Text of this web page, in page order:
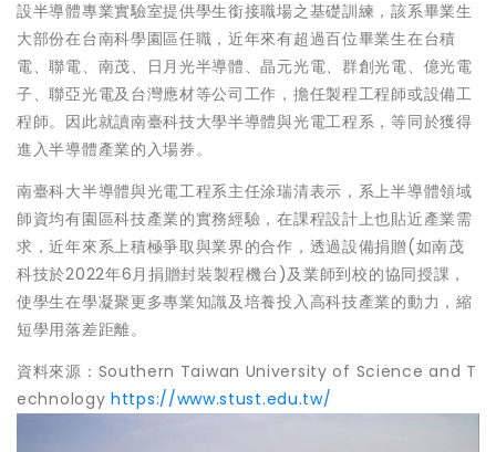
設半導體專業實驗室提供學生銜接職場之基礎訓練，該系畢業生
大部份在台南科學園區任職，近年來有超過百位畢業生在台積
電、聯電、南茂、日月光半導體、晶元光電、群創光電、億光電
子、聯亞光電及台灣應材等公司工作，擔任製程工程師或設備工
程師。因此就讀南臺科技大學半導體與光電工程系，等同於獲得
進入半導體產業的入場券。
南臺科大半導體與光電工程系主任涂瑞清表示，系上半導體領域
師資均有園區科技產業的實務經驗，在課程設計上也貼近產業需
求，近年來系上積極爭取與業界的合作，透過設備捐贈(如南茂
科技於2022年6月捐贈封裝製程機台)及業師到校的協同授課，
使學生在學凝聚更多專業知識及培養投入高科技產業的動力，縮
短學用落差距離。
資料來源：Southern Taiwan University of Science and T
echnology https://www.stust.edu.tw/